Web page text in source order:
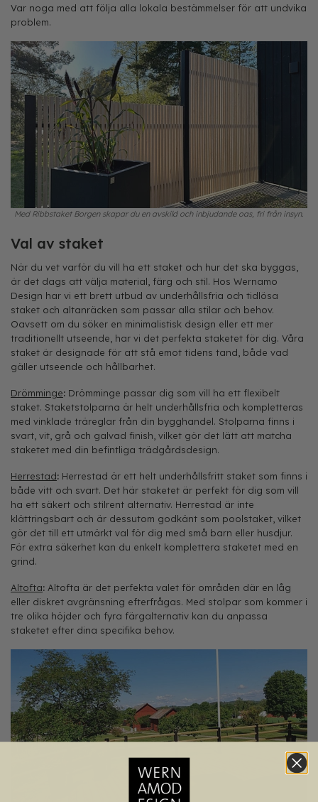
Var noga med att följa alla lokala bestämmelser för att undvika
problem.
Med Ribbstaket Borgen skapar du en avskild och inbjudande oas, fri från insyn.
Val av staket
När du vet varför du vill ha ett staket och hur det ska byggas,
är det dags att välja material, färg och stil. Hos Wernamo
Design har vi ett brett utbud av underhållsfria och tidlösa
staket och altanräcken som passar alla stilar och behov.
Oavsett om du söker en minimalistisk design eller ett mer
traditionellt utseende, har vi det perfekta staketet för dig. Våra
staket är designade för att stå emot tidens tand, både vad
gäller utseende och hållbarhet.
Drömminge: Drömminge passar dig som vill ha ett flexibelt
staket. Staketstolparna är helt underhållsfria och kompletteras
med vinklade träreglar från din bygghandel. Stolparna finns i
svart, vit, grå och galvad finish, vilket gör det lätt att matcha
staketet med din befintliga trädgårdsdesign.
Herrestad: Herrestad är ett helt underhållsfritt staket som finns i
både vitt och svart. Det här staketet är perfekt för dig som vill
ha ett säkert och stilrent alternativ. Herrestad är inte
klättringsbart och är dessutom godkänt som poolstaket, vilket
gör det till ett utmärkt val för dig med små barn eller husdjur.
För extra säkerhet kan du enkelt komplettera staketet med en
grind.
Altofta: Altofta är det perfekta valet för områden där en låg
eller diskret avgränsning efterfrågas. Med stolpar som kommer i
tre olika höjder och fyra färgalternativ kan du anpassa
staketet efter dina specifika behov.